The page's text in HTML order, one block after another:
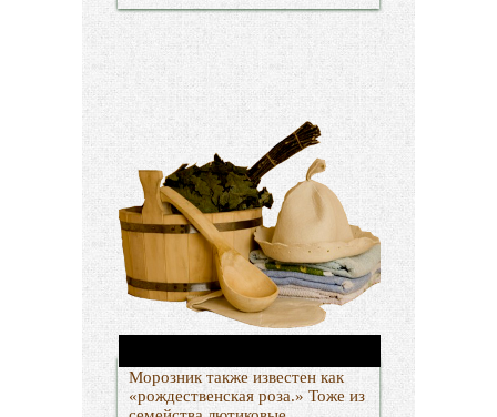
Морозник также известен как
«рождественская роза.» Тоже из